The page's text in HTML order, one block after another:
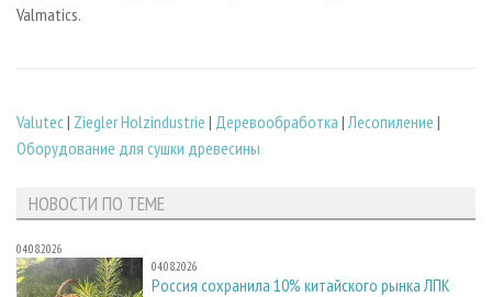
Valmatics.
Valutec| Ziegler Holzindustrie | Деревообработка |Лесопиление |
Оборудование для сушки древесины
НОВОСТИ ПО ТЕМЕ
04.08.2026
04.08.2026
Россия сохранила 10% китайского рынка ЛПК